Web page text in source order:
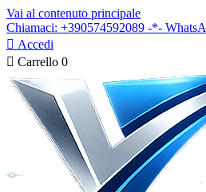
Vai al contenuto principale
Chiamaci: +390574592089 -*-
 Accedi
 Carrello 0